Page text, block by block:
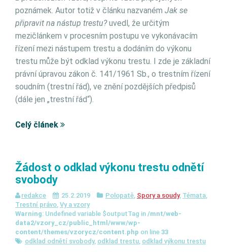
poznámek. Autor totiž v článku nazvaném Jak se
připravit na nástup trestu?uvedl, že určitým
mezičlánkem v procesním postupu ve vykonávacím
řízení mezi nástupem trestu a dodáním do výkonu
trestu může být odklad výkonu trestu. I zde je základní
právní úpravou zákon č. 141/1961 Sb., o trestním řízení
soudním (trestní řád), ve znění pozdějších předpisů
(dále jen „trestní řád“).
Celý článek
Žádost o odklad výkonu trestu odnětí
svobody
redakce 25.2.2019 Polopatě, Spory a soudy, Témata,
Trestní právo, Vy a vzory
Warning: Undefined variable $outputTag in /mnt/web-
data2/vzory_cz/public_html/www/wp-
content/themes/vzorycz/content.php on line 33
odklad odnětí svobody, odklad trestu, odklad výkonu trestu